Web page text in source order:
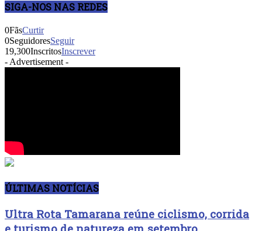
SIGA-NOS NAS REDES
0FãsCurtir
0SeguidoresSeguir
19,300InscritosInscrever
- Advertisement -
ÚLTIMAS NOTÍCIAS
Ultra Rota Tamarana reúne ciclismo, corrida